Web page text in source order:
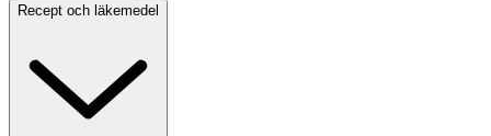
Recept och läkemedel